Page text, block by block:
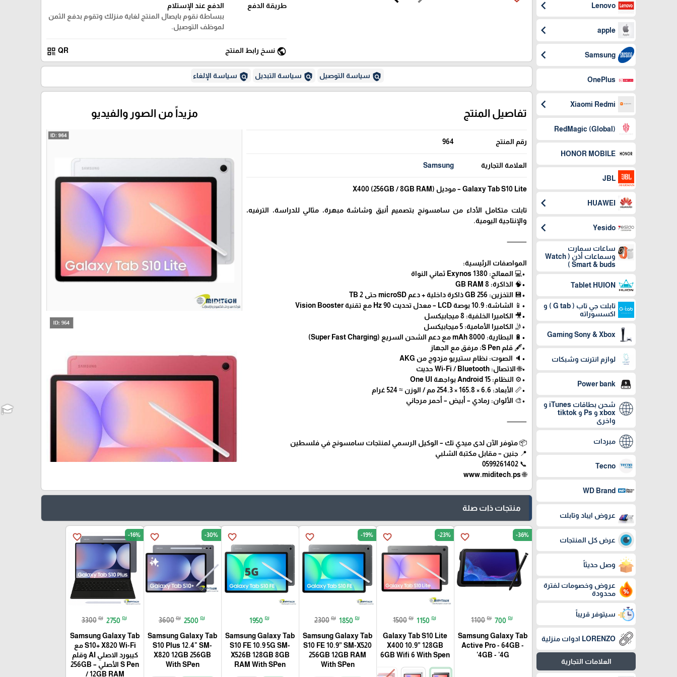
Lenovo
chevron_left
apple
chevron_left
Samsung
chevron_left
OnePlus
Xiaomi Redmi
chevron_left
(RedMagic (Global
HONOR MOBILE
JBL
HUAWEI
chevron_left
Yesido
chevron_left
ساعات سمارت
وسماعات أذن ( Watch
Smart & buds )
Tablet HUION
تابلت جي تاب ( G tab ) و
اكسسوراته
Gaming Sony & Xbox
لوازم انترنت وشبكات
Power bank
شحن بطاقات iTunes و
xbox و Ps و tiktok
واخرى
مبردات
Tecno
WD Brand
عروض ايباد وتابلت
عرض كل المنتجات
وصل حديثاً
عروض وخصومات لفترة
محدودة
سيتوفر قريباً
LORENZO ادوات منزلية
العلامات التجارية
طريقة الدفع
الدفع عند الإستلام
ببساطة نقوم بايصال المنتج لغاية منزلك وتقوم بدفع الثمن
لموظف التوصيل.
public نسخ رابط المنتج QR
qr_code
policy سياسة التوصيل policy سياسة التبديل policy سياسة الإلغاء
تفاصيل المنتج
رقم المنتج 964
العلامة التجارية Samsung
Galaxy Tab S10 Lite – موديل X400 (256GB / 8GB RAM)
تابلت متكامل الأداء من سامسونج بتصميم أنيق وشاشة مبهرة، مثالي للدراسة، الترفيه،
والإنتاجية اليومية.
⸻
المواصفات الرئيسية:
•💻 المعالج: Exynos 1380 ثماني النواة
•🧠 الذاكرة: 8 GB RAM
•💾 التخزين: 256 GB ذاكرة داخلية + دعم microSD حتى 2 TB
•📱 الشاشة: 10.9 بوصة LCD – معدل تحديث 90 Hz مع تقنية Vision Booster
•🎥 الكاميرا الخلفية: 8 ميجابيكسل
•🤳 الكاميرا الأمامية: 5 ميجابيكسل
•🔋 البطارية: 8000 mAh مع دعم الشحن السريع (Super Fast Charging)
•🖋️ قلم S Pen: مرفق مع الجهاز
•🔈 الصوت: نظام ستيريو مزدوج من AKG
•🌐 الاتصال: Wi-Fi / Bluetooth حديث
•⚙️ النظام: Android 15 بواجهة One UI
•📏 الأبعاد: ‎254.3 × 165.8 × 6.6 مم / الوزن ≈ 524 غرام
•🎨 الألوان: رمادي – أبيض – أحمر مرجاني
⸻
📦 متوفر الآن لدى ميدي تك – الوكيل الرسمي لمنتجات سامسونج في فلسطين
📍 جنين – مقابل مكتبة الشلبي
📞 0599261402
🌐 www.miditech.ps
مزيداً من الصور والفيديو
منتجات ذات صلة
favorite_border -36%
1100 ₪ 700 ₪
Samsung Galaxy Tab
Active Pro - 64GB -
4GB - '4G'
favorite_border -23%
1500 ₪ 1150 ₪
Galaxy Tab S10 Lite
X400 10.9” 128GB
6GB Wifi 6 With Spen
favorite_border -19%
2300 ₪ 1850 ₪
Samsung Galaxy Tab
S10 FE 10.9” SM-X520
256GB 12GB RAM
With SPen
favorite_border
1950 ₪
Samsung Galaxy Tab
S10 FE 10.9 5G SM-
X526B 128GB 8GB
RAM With SPen
favorite_border -30%
3600 ₪ 2500 ₪
Samsung Galaxy Tab
S10 Plus 12.4" SM-
X820 12GB 256GB
With SPen
favorite_border -16%
3300 ₪ 2750 ₪
Samsung Galaxy Tab
S10+ X820 Wi-Fi مع
كيبورد الاصلي AI وقلم
S Pen الأصلي – 256GB
/ 12GB RAM